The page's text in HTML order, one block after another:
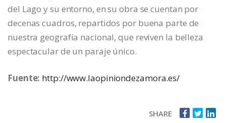
del Lago y su entorno, en su obra se cuentan por
decenas cuadros, repartidos por buena parte de
nuestra geografía nacional, que reviven la belleza
espectacular de un paraje único.
Fuente: http://www.laopiniondezamora.es/
SHARE